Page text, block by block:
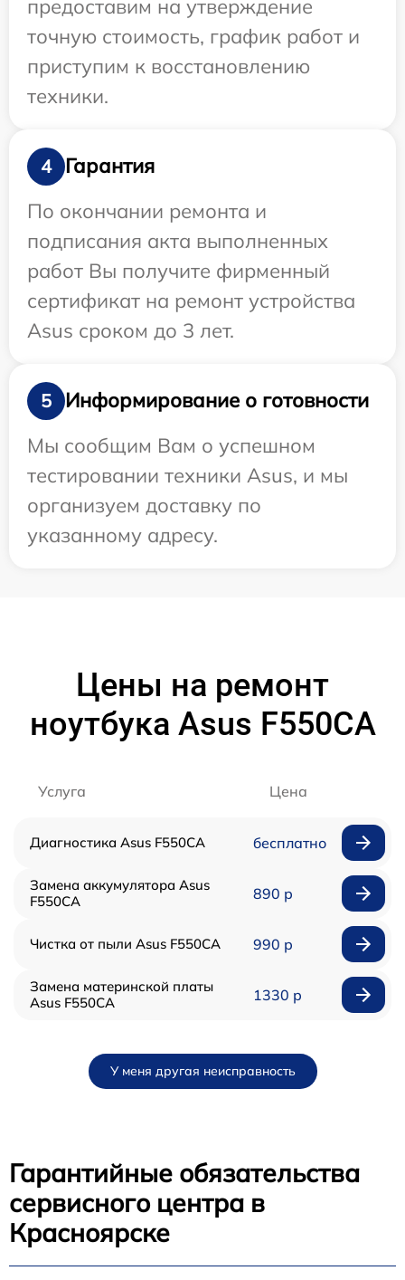
предоставим на утверждение
точную стоимость, график работ и
приступим к восстановлению
техники.
4
Гарантия
По окончании ремонта и
подписания акта выполненных
работ Вы получите фирменный
сертификат на ремонт устройства
Asus сроком до 3 лет.
5
Информирование о готовности
Мы сообщим Вам о успешном
тестировании техники Asus, и мы
организуем доставку по
указанному адресу.
Цены на ремонт
ноутбука Asus F550CA
Услуга Цена
Диагностика Asus F550CA бесплатно
Замена аккумулятора Asus
F550CA
890 р
Чистка от пыли Asus F550CA 990 р
Замена материнской платы
Asus F550CA
1330 р
У меня другая неисправность
Гарантийные обязательства
сервисного центра в
Красноярске